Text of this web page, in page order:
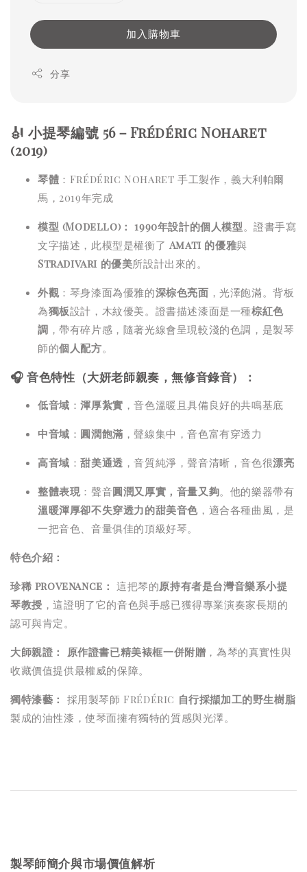
加入購物車
分享
🎻 小提琴編號 56－Frédéric Noharet
(2019)
琴體 ：Frédéric Noharet 手工製作，義大利帕爾
馬，2019年完成
模型 (Modello)： 1990年設計的個人模型。證書手寫
文字描述，此模型是權衡了 Amati 的優雅與
Stradivari 的優美所設計出來的。
外觀 ：琴身漆面為優雅的深棕色亮面 ，光澤飽滿。背板
為獨板設計，木紋優美。證書描述漆面是一種棕紅色
調 ，帶有碎片感，隨著光線會呈現較淺的色調，是製琴
師的個人配方。
🎧 音色特性（大妍老師親奏，無修音錄音）：
低音域 ：渾厚紮實 ，音色溫暖且具備良好的共鳴基底
中音域 ： 圓潤飽滿 ，聲線集中，音色富有穿透力
高音域 ：甜美通透 ，音質純淨，聲音清晰，音色很漂亮
整體表現 ：聲音圓潤又厚實，音量又夠。他的樂器帶有
溫暖渾厚卻不失穿透力的甜美音色 ，適合各種曲風，是
一把音色、音量俱佳的頂級好琴。
特色介紹：
珍稀 provenance： 這把琴的原持有者是台灣音樂系小提
琴教授 ，這證明了它的音色與手感已獲得專業演奏家長期的
認可與肯定。
大師親證： 原作證書已精美裱框一併附贈 ，為琴的真實性與
收藏價值提供最權威的保障。
獨特漆藝： 採用製琴師 Frédéric 自行採擷加工的野生樹脂
製成的油性漆，使琴面擁有獨特的質感與光澤。
製琴師簡介與市場價值解析